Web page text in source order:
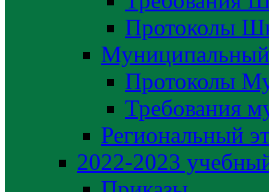
Протоколы
Муниципальный
Протоколы
Требования
Региональный
2022-2023